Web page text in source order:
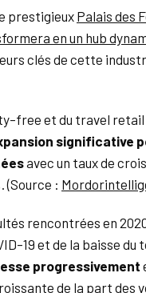
prestigieux Palais des
en un hub
clés de cette
free et du travel
significative
avec un taux de
(Source :
rencontrées en
19 et de la baisse du
progressivement
de la part des